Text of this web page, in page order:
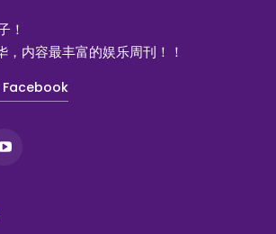
！
，内容最丰富的娱乐周刊！！
Facebook